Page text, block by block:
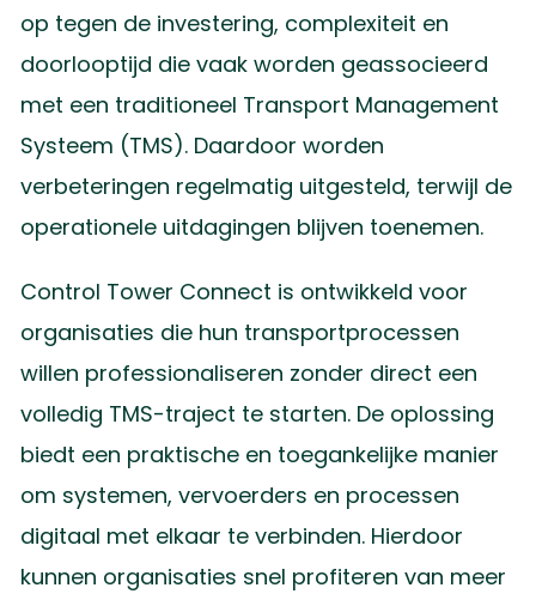
op tegen de investering, complexiteit en
doorlooptijd die vaak worden geassocieerd
met een traditioneel Transport Management
Systeem (TMS). Daardoor worden
verbeteringen regelmatig uitgesteld, terwijl de
operationele uitdagingen blijven toenemen.
Control Tower Connect is ontwikkeld voor
organisaties die hun transportprocessen
willen professionaliseren zonder direct een
volledig TMS-traject te starten. De oplossing
biedt een praktische en toegankelijke manier
om systemen, vervoerders en processen
digitaal met elkaar te verbinden. Hierdoor
kunnen organisaties snel profiteren van meer